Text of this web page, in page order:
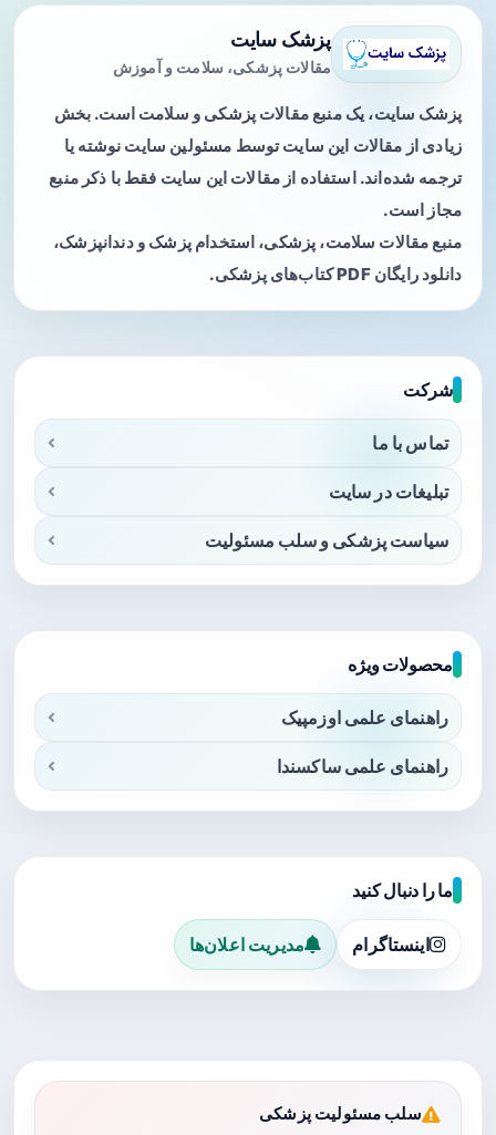
پزشک سایت
مقالات پزشکی، سلامت و آموزش
پزشک سایت، یک منبع مقالات پزشکی و سلامت است. بخش
زیادی از مقالات این سایت توسط مسئولین سایت نوشته یا
ترجمه شده‌اند. استفاده از مقالات این سایت فقط با ذکر منبع
مجاز است.
منبع مقالات سلامت، پزشکی، استخدام پزشک و دندانپزشک،
دانلود رایگان PDF کتاب‌های پزشکی.
شرکت
تماس با ما
تبلیغات در سایت
سیاست پزشکی و سلب مسئولیت
محصولات ویژه
راهنمای علمی اوزمپیک
راهنمای علمی ساکسندا
ما را دنبال کنید
اینستاگرام مدیریت اعلان‌ها
سلب مسئولیت پزشکی